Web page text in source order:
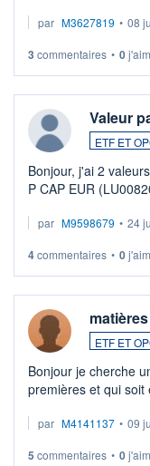
par M3627819 • 08
3 commentaires • 0
Valeur
ETF ET
Bonjour, j'ai 2
P CAP EUR
veux procéder à la
par M9598679 • 24
4commentaires • 0
ETF ET
Bonjour je cherche
premières et qui soit
par M4141137 • 09
5 commentaires • 0